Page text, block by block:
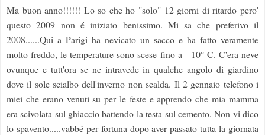
Ma buon anno!!!!!! Lo so che ho "solo" 12 giorni di ritardo pero'
questo 2009 non é iniziato benissimo. Mi sa che preferivo il
2008......Qui a Parigi ha nevicato un sacco e ha fatto veramente
molto freddo, le temperature sono scese fino a - 10° C. C'era neve
ovunque e tutt'ora se ne intravede in qualche angolo di giardino
dove il sole scialbo dell'inverno non scalda. Il 2 gennaio telefono i
miei che erano venuti su per le feste e apprendo che mia mamma
era scivolata sul ghiaccio battendo la testa sul cemento. Non vi dico
lo spavento.....vabbé per fortuna dopo aver passato tutta la giornata